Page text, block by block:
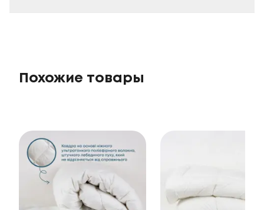
Похожие товары